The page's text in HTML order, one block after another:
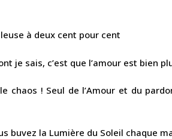
à deux cent pour cent
je sais, c’est que l’amour est bien
chaos ! Seul de l’Amour et du
buvez la Lumière du Soleil chaque